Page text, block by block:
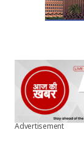
Advertisement